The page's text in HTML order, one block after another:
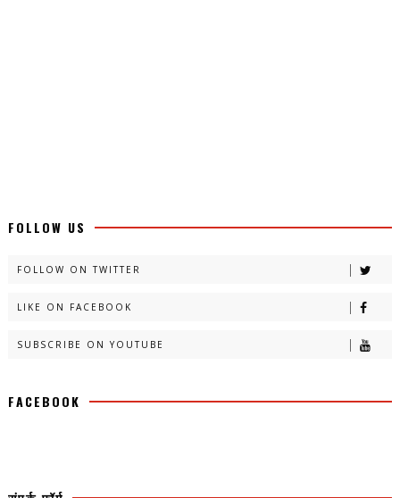
FOLLOW US
FOLLOW ON TWITTER
LIKE ON FACEBOOK
SUBSCRIBE ON YOUTUBE
FACEBOOK